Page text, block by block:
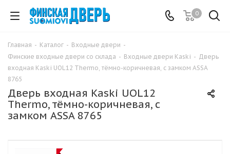
0
Главная - Каталог - Входные двери -
Финские входные двери со склада - Входные двери Kaski - Дверь
входная Kaski UOL12 Thermo, тёмно-коричневая, с замком ASSA
8765
Дверь входная Kaski UOL12
Thermo, тёмно-коричневая, с
замком ASSA 8765